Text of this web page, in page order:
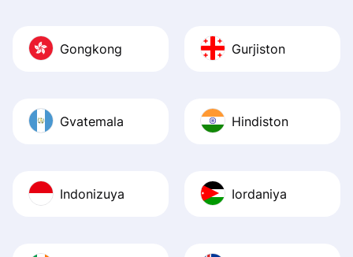
Gongkong Gurjiston
Gvatemala Hindiston
Indonizuya Iordaniya